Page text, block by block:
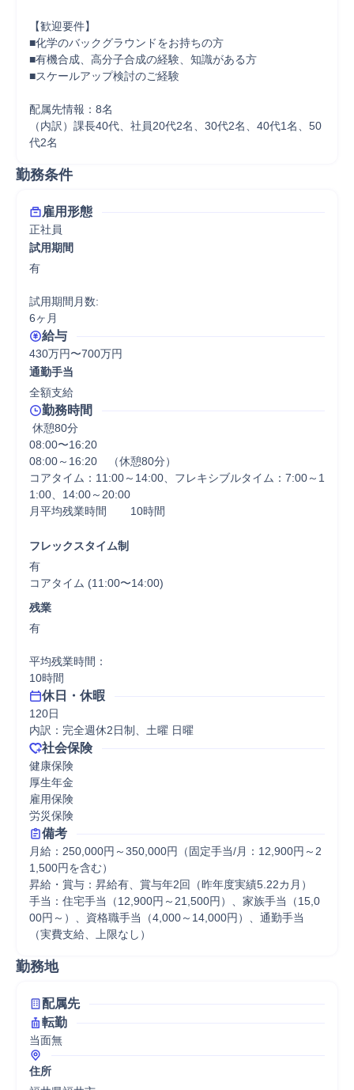
【歓迎要件】
■化学のバックグラウンドをお持ちの方
■有機合成、高分子合成の経験、知識がある方
■スケールアップ検討のご経験
配属先情報：8名
（内訳）課長40代、社員20代2名、30代2名、40代1名、50
代2名
勤務条件
雇用形態
正社員
試用期間
有
試用期間月数:
6ヶ月
給与
430万円〜700万円
通勤手当
全額支給
勤務時間
休憩80分
08:00〜16:20
08:00～16:20　（休憩80分）
コアタイム：11:00～14:00、フレキシブルタイム：7:00～1
1:00、14:00～20:00
月平均残業時間	10時間
フレックスタイム制
有
コアタイム (11:00〜14:00)
残業
有
平均残業時間：
10時間
休日・休暇
120日
内訳：完全週休2日制、土曜 日曜
社会保険
健康保険
厚生年金
雇用保険
労災保険
備考
月給：250,000円～350,000円（固定手当/月：12,900円～2
1,500円を含む）
昇給・賞与：昇給有、賞与年2回（昨年度実績5.22カ月）
手当：住宅手当（12,900円～21,500円）、家族手当（15,0
00円～）、資格職手当（4,000～14,000円）、通勤手当
（実費支給、上限なし）
勤務地
配属先
転勤
当面無
住所